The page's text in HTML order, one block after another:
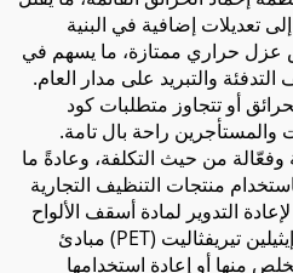
تعديلات إضافية في البنية
عزل حراري ممتازة، ما يسهم في
والتبريد على مدار العام.
أو تتجاوز متطلبات كود
والمستأجرين راحة بال تامة.
من حيث التكلفة، وعادةً ما
منتجات التنظيف التجارية
التدوير لمادة أسقف الألواح
الصوتية المصنوعة من البولي إيثيلين تيريفثاليت (PET) مبادئ
منها أو إعادة استخدامها